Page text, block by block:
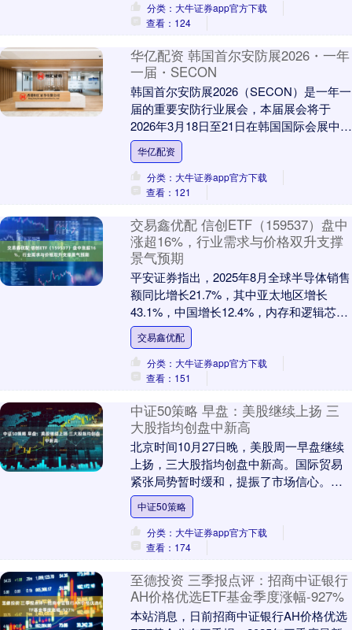
分类：大牛证券app官方下载
查看：124
华亿配资 韩国首尔安防展2026・一年
一届・SECON
韩国首尔安防展2026（SECON）是一年一
届的重要安防行业展会，本届展会将于
2026年3月18日至21日在韩国国际会展中心
举行。由英富曼展览集团主办，展览面
积....
华亿配资
分类：大牛证券app官方下载
查看：121
交易鑫优配 信创ETF（159537）盘中
涨超16%，行业需求与价格双升支撑
景气预期
平安证券指出，2025年8月全球半导体销售
额同比增长21.7%，其中亚太地区增长
43.1%，中国增长12.4%，内存和逻辑芯片
销售额显著增长。DRAM及NAND....
交易鑫优配
分类：大牛证券app官方下载
查看：151
中证50策略 早盘：美股继续上扬 三
大股指均创盘中新高
北京时间10月27日晚，美股周一早盘继续
上扬，三大股指均创盘中新高。国际贸易
紧张局势暂时缓和，提振了市场信心。本
周投资者聚焦多家科技巨头的财报以及美
联储议息会议....
中证50策略
分类：大牛证券app官方下载
查看：174
至德投资 三季报点评：招商中证银行
AH价格优选ETF基金季度涨幅-927%
本站消息，日前招商中证银行AH价格优选